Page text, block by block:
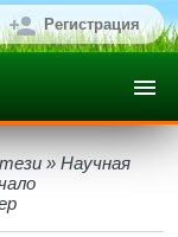
Регистрация
» Научная